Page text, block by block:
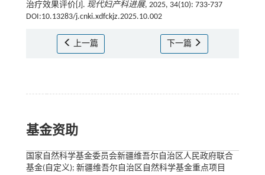
治疗效果评价[J]. 现代妇产科进展, 2025, 34(10): 733-737
DOI:10.13283/j.cnki.xdfckjz.2025.10.002
上一篇 下一篇
基金资助
国家自然科学基金委员会新疆维吾尔自治区人民政府联合
基金(自定义); 新疆维吾尔自治区自然科学基金重点项目